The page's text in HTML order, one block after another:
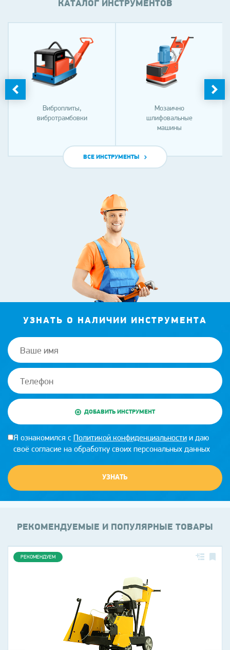
КАТАЛОГ ИНСТРУМЕНТОВ
Виброплиты,
вибротрамбовки
Мозаично
шлифовальные
машины
ВСЕ ИНСТРУМЕНТЫ
УЗНАТЬ О НАЛИЧИИ ИНСТРУМЕНТА
ДОБАВИТЬ ИНСТРУМЕНТ
Я ознакомился с Политикой конфиденциальностии даю
своё согласие на обработку своих персональных данных
УЗНАТЬ
РЕКОМЕНДУЕМЫЕ И ПОПУЛЯРНЫЕ ТОВАРЫ
РЕКОМЕНДУЕМ